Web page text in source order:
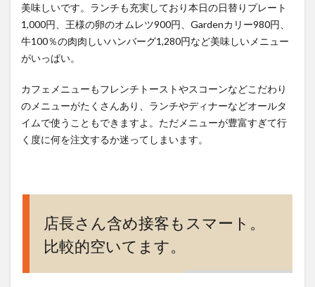
美味しいです。ランチも充実しており本日の日替りプレート
1,000円、王様の卵のオムレツ900円、Gardenカリー980円、
牛100％の肉肉しいハンバーグ1,280円など美味しいメニュー
がいっぱい。
カフェメニューもフレンチトーストやスコーンなどこだわり
のメニューがたくさんあり、ランチやディナーなどオールタ
イムで使うこともできますよ。ただメニューが豊富すぎて行
く度に何を注文するか迷ってしまいます。
店長さん含め接客もスマート。
比較的空いてます。